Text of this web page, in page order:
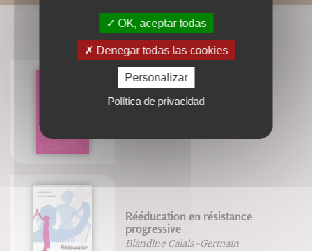
LIVRES ASSOCIÉS
Bouger en accouchant
Rééducation en résistance
progressive
Blandine Calais-Germain
OK, aceptar todas
Denegar todas las cookies
Personalizar
Política de privacidad